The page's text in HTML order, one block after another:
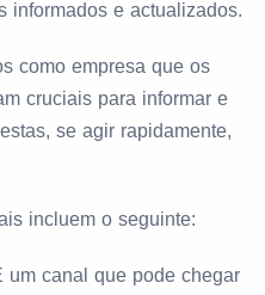
informados e actualizados.
como empresa que os
cruciais para informar e
se agir rapidamente,
incluem o seguinte:
um canal que pode chegar